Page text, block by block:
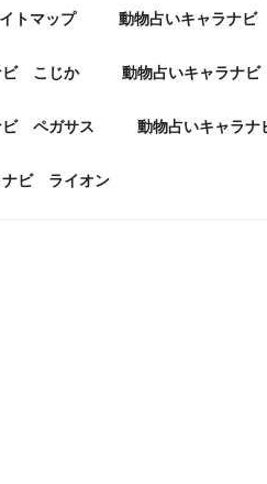
トマップ 動物占いキャラナ
ビ こじか 動物占いキャラナ
ビ ペガサス 動物占いキャラ
ナビ ライオン